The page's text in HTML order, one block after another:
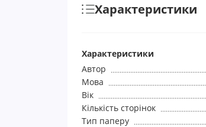
Характеристики
Характеристики
Автор
Мова
Вік
Кількість сторінок
Тип паперу